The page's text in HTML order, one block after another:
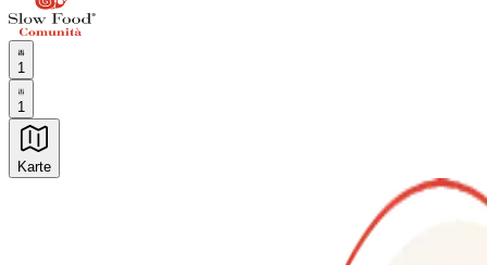
1
1
Karte
Unvergessliche kulinarische Erlebnisse: